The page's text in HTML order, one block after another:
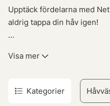
Upptäck fördelarna med
aldrig tappa din håv igen!
använda en Net Float.
oumbärligt verktyg för alla
Visa mer
Kategorier